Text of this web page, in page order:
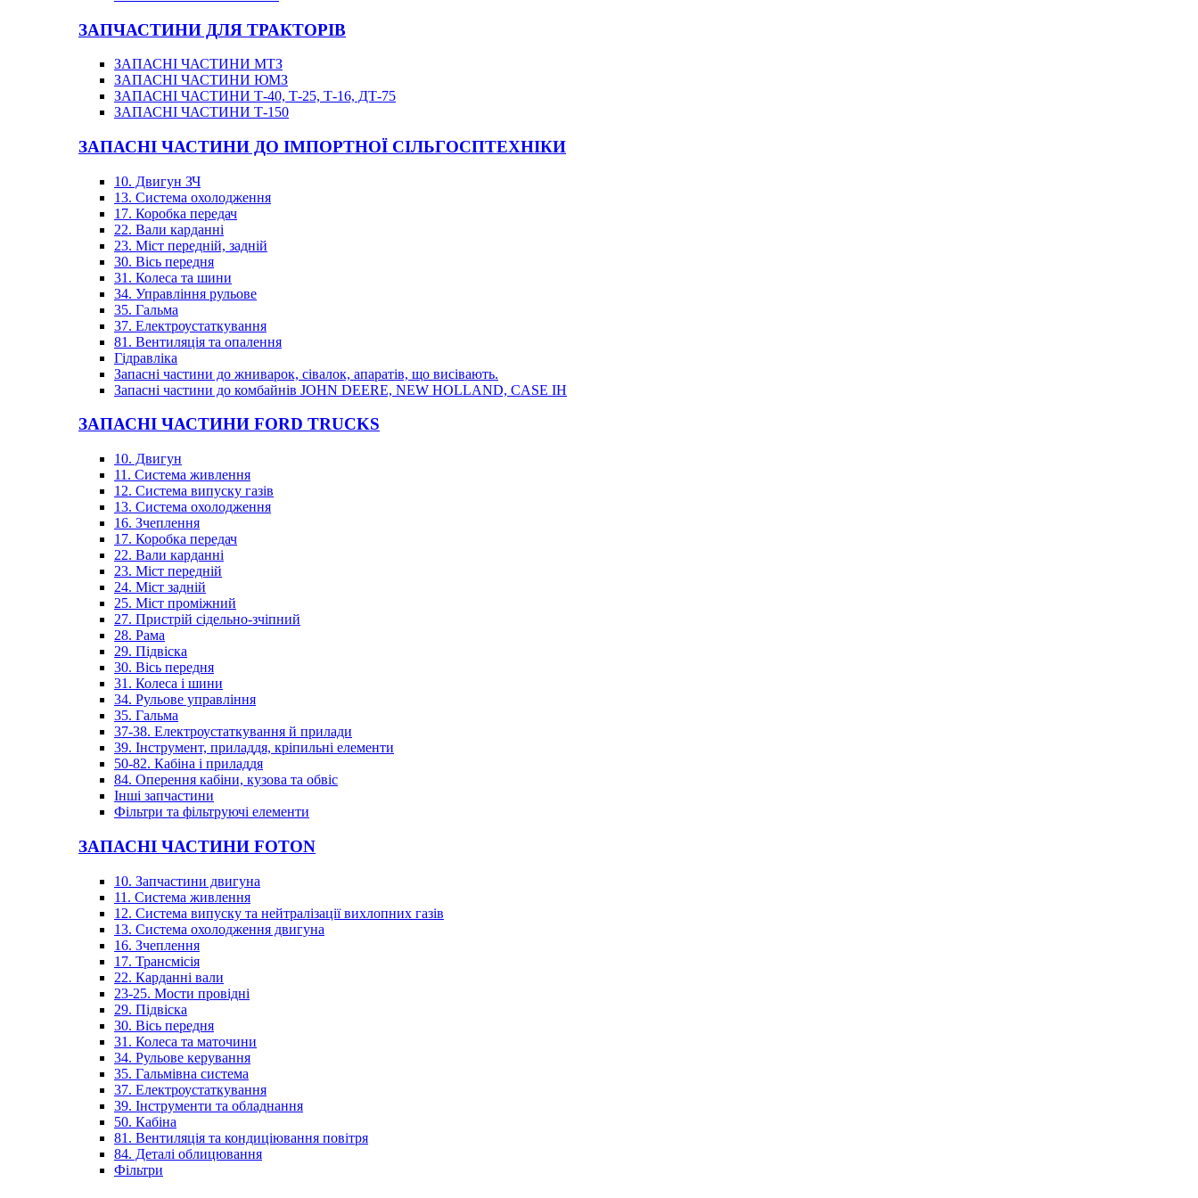
ЗАПЧАСТИНИ ДЛЯ ТРАКТОРІВ
ЗАПАСНІ ЧАСТИНИ МТЗ
ЗАПАСНІ ЧАСТИНИ ЮМЗ
ЗАПАСНІ ЧАСТИНИ Т-40, Т-25, Т-16, ДТ-75
ЗАПАСНІ ЧАСТИНИ Т-150
ЗАПАСНІ ЧАСТИНИ ДО ІМПОРТНОЇ СІЛЬГОСПТЕХНІКИ
10. Двигун ЗЧ
13. Система охолодження
17. Коробка передач
22. Вали карданні
23. Міст передній, задній
30. Вісь передня
31. Колеса та шини
34. Управління рульове
35. Гальма
37. Електроустаткування
81. Вентиляція та опалення
Гідравліка
Запасні частини до жниварок, сівалок, апаратів, що висівають.
Запасні частини до комбайнів JOHN DEERE, NEW HOLLAND, CASE IH
ЗАПАСНІ ЧАСТИНИ FORD TRUCKS
10. Двигун
11. Система живлення
12. Система випуску газів
13. Система охолодження
16. Зчеплення
17. Коробка передач
22. Вали карданні
23. Міст передній
24. Міст задній
25. Міст проміжний
27. Пристрій сідельно-зчіпний
28. Рама
29. Підвіска
30. Вісь передня
31. Колеса і шини
34. Рульове управління
35. Гальма
37-38. Електроустаткування й прилади
39. Інструмент, приладдя, кріпильні елементи
50-82. Кабіна і приладдя
84. Оперення кабіни, кузова та обвіс
Інші запчастини
Фільтри та фільтруючі елементи
ЗАПАСНІ ЧАСТИНИ FOTON
10. Запчастини двигуна
11. Система живлення
12. Система випуску та нейтралізації вихлопних газів
13. Система охолодження двигуна
16. Зчеплення
17. Трансмісія
22. Карданні вали
23-25. Мости провідні
29. Підвіска
30. Вісь передня
31. Колеса та маточини
34. Рульове керування
35. Гальмівна система
37. Електроустаткування
39. Інструменти та обладнання
50. Кабіна
81. Вентиляція та кондиціювання повітря
84. Деталі облицювання
Фільтри